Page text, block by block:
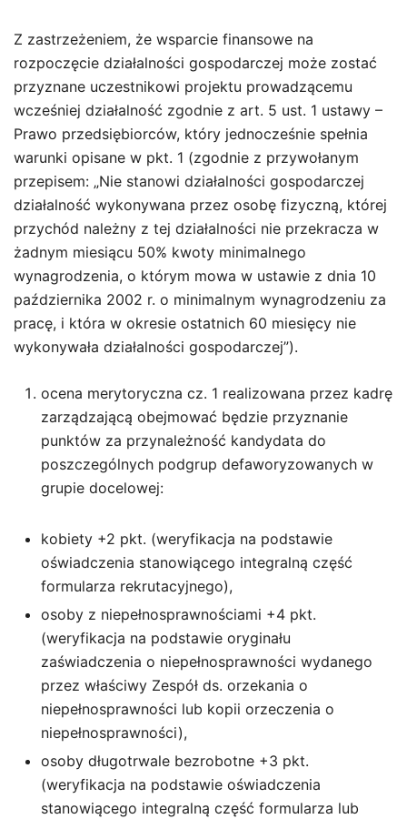
Z zastrzeżeniem, że wsparcie finansowe na
rozpoczęcie działalności gospodarczej może zostać
przyznane uczestnikowi projektu prowadzącemu
wcześniej działalność zgodnie z art. 5 ust. 1 ustawy –
Prawo przedsiębiorców, który jednocześnie spełnia
warunki opisane w pkt. 1 (zgodnie z przywołanym
przepisem: „Nie stanowi działalności gospodarczej
działalność wykonywana przez osobę fizyczną, której
przychód należny z tej działalności nie przekracza w
żadnym miesiącu 50% kwoty minimalnego
wynagrodzenia, o którym mowa w ustawie z dnia 10
października 2002 r. o minimalnym wynagrodzeniu za
pracę, i która w okresie ostatnich 60 miesięcy nie
wykonywała działalności gospodarczej”).
ocena merytoryczna cz. 1 realizowana przez kadrę
zarządzającą obejmować będzie przyznanie
punktów za przynależność kandydata do
poszczególnych podgrup defaworyzowanych w
grupie docelowej:
kobiety +2 pkt. (weryfikacja na podstawie
oświadczenia stanowiącego integralną część
formularza rekrutacyjnego),
osoby z niepełnosprawnościami +4 pkt.
(weryfikacja na podstawie oryginału
zaświadczenia o niepełnosprawności wydanego
przez właściwy Zespół ds. orzekania o
niepełnosprawności lub kopii orzeczenia o
niepełnosprawności),
osoby długotrwale bezrobotne +3 pkt.
(weryfikacja na podstawie oświadczenia
stanowiącego integralną część formularza lub